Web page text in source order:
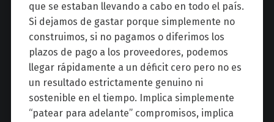
que se estaban llevando a cabo en todo el país.
Si dejamos de gastar porque simplemente no
construimos, si no pagamos o diferimos los
plazos de pago a los proveedores, podemos
llegar rápidamente a un déficit cero pero no es
un resultado estrictamente genuino ni
sostenible en el tiempo. Implica simplemente
“patear para adelante” compromisos, implica